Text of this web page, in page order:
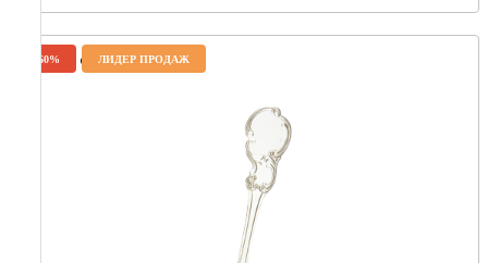
-60% ЛИДЕР ПРОДАЖ